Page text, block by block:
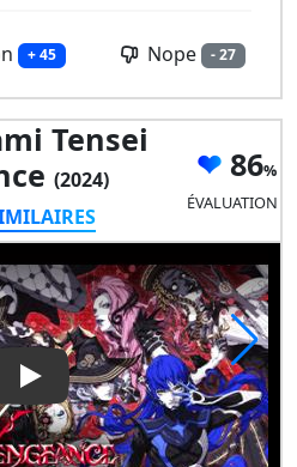
+ 45 Nope - 27
Tensei
(2024)
86
ÉVALUATION
Play Video: Shin Megami